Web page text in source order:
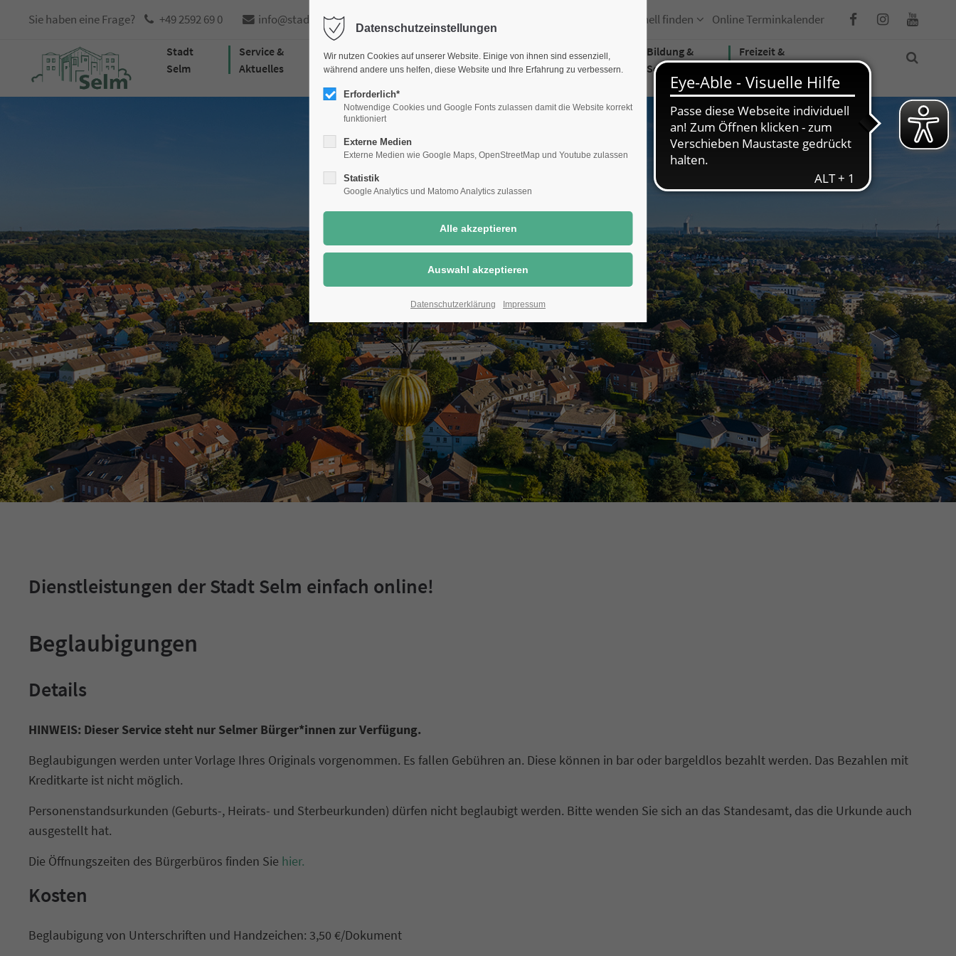
Sie haben eine Frage? +49 2592 69 0 info@stadtselm.de Schnell finden Online Terminkalender
Stadt
Selm
Service &
Aktuelles
Rathaus &
Bürgerthemen
Bauen &
Wirtschaft
Umwelt &
Klimaschutz
Bildung &
Soziales
Freizeit &
Dienstleistungen der Stadt Selm einfach online!
Beglaubigungen
Details
HINWEIS: Dieser Service steht nur Selmer Bürger*innen zur Verfügung.
Beglaubigungen werden unter Vorlage Ihres Originals vorgenommen. Es fallen Gebühren an. Diese können in bar oder bargeldlos bezahlt werden. Das Bezahlen mit
Kreditkarte ist nicht möglich.
Personenstandsurkunden (Geburts-, Heirats- und Sterbeurkunden) dürfen nicht beglaubigt werden. Bitte wenden Sie sich an das Standesamt, das die Urkunde auch
ausgestellt hat.
Die Öffnungszeiten des Bürgerbüros finden Sie hier.
Kosten
Beglaubigung von Unterschriften und Handzeichen: 3,50 €/Dokument
Datenschutzeinstellungen
Wir nutzen Cookies auf unserer Website. Einige von ihnen sind essenziell,
während andere uns helfen, diese Website und Ihre Erfahrung zu verbessern.
Erforderlich*
Notwendige Cookies und Google Fonts zulassen damit die Website korrekt
funktioniert
Externe Medien
Externe Medien wie Google Maps, OpenStreetMap und Youtube zulassen
Statistik
Google Analytics und Matomo Analytics zulassen
Datenschutzerklärung Impressum